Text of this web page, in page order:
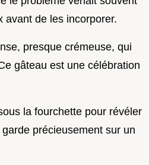
avant de les incorporer.
presque crémeuse, qui
gâteau est une célébration
la fourchette pour révéler
précieusement sur un